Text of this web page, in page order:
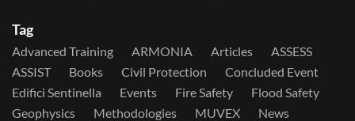
Tag
Advanced Training ARMONIA Articles
ASSESS
ASSIST
Books Civil Protection
Concluded Event
Edifici Sentinella
Events Fire Safety
Flood Safety
Geophysics
Methodologies MUVEX
News